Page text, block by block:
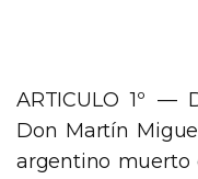
ARTICULO 1º —
Don Martín
argentino muerto